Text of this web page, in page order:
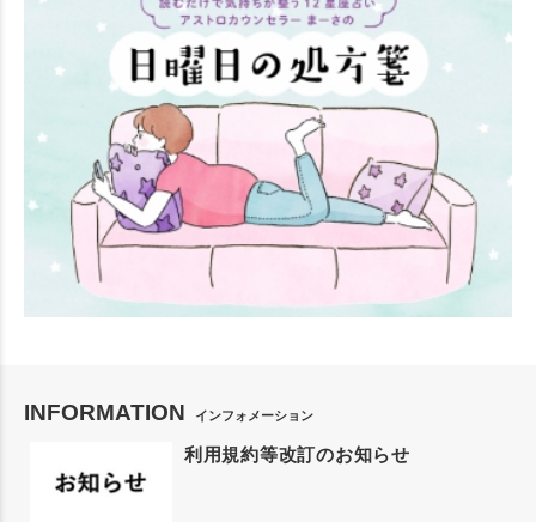
INFORMATION インフォメーション
利用規約等改訂のお知らせ